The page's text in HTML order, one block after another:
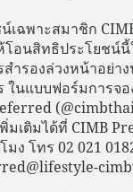
เฉพาะสมาชิก
อนสิทธิประโยชน์นี้
ำรองล่วงหน้าอย่า
ในแบบฟอร์มการจ
พิ่มเติมได้ที่ CIMB
มง โทร 02 021